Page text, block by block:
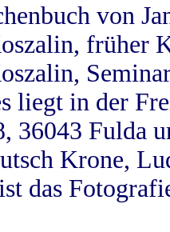
von
früher
liegt in der
36043 Fulda
Krone,
das